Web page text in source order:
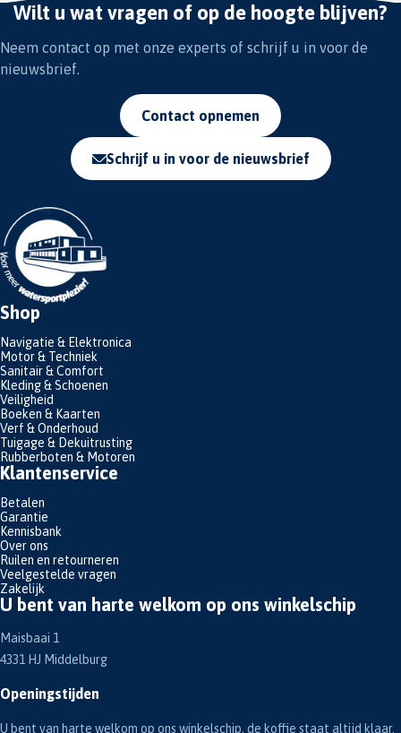
Wilt u wat vragen of op de hoogte blijven?
Neem contact op met onze experts of schrijf u in voor de
nieuwsbrief.
Contact opnemen
Schrijf u in voor de nieuwsbrief
Shop
Navigatie & Elektronica
Motor & Techniek
Sanitair & Comfort
Kleding & Schoenen
Veiligheid
Boeken & Kaarten
Verf & Onderhoud
Tuigage & Dekuitrusting
Rubberboten & Motoren
Klantenservice
Betalen
Garantie
Kennisbank
Over ons
Ruilen en retourneren
Veelgestelde vragen
Zakelijk
U bent van harte welkom op ons winkelschip
Maisbaai 1
4331 HJ Middelburg
Openingstijden
U bent van harte welkom op ons winkelschip, de koffie staat altijd klaar.